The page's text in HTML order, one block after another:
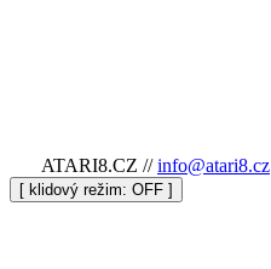
ATARI8.CZ // info@atari8.cz
[ klidový režim: ]